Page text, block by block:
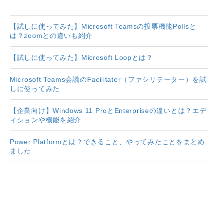
【試しに使ってみた】Microsoft Teamsの投票機能Pollsと
は？zoomとの違いも紹介
【試しに使ってみた】Microsoft Loopとは？
Microsoft Teams会議のFacilitator（ファシリテーター）を試
しに使ってみた
【企業向け】Windows 11 ProとEnterpriseの違いとは？エデ
ィションや機能を紹介
Power Platformとは？できること、やってみたことをまとめ
ました